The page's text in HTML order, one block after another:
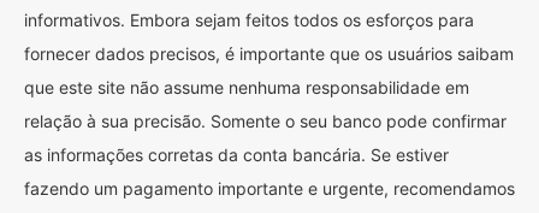
informativos. Embora sejam feitos todos os esforços para
fornecer dados precisos, é importante que os usuários saibam
que este site não assume nenhuma responsabilidade em
relação à sua precisão. Somente o seu banco pode confirmar
as informações corretas da conta bancária. Se estiver
fazendo um pagamento importante e urgente, recomendamos